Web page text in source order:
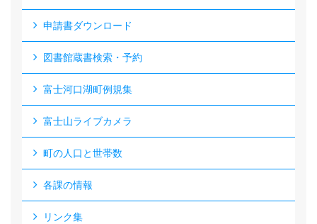
申請書ダウンロード
図書館蔵書検索・予約
富士河口湖町例規集
富士山ライブカメラ
町の人口と世帯数
各課の情報
リンク集